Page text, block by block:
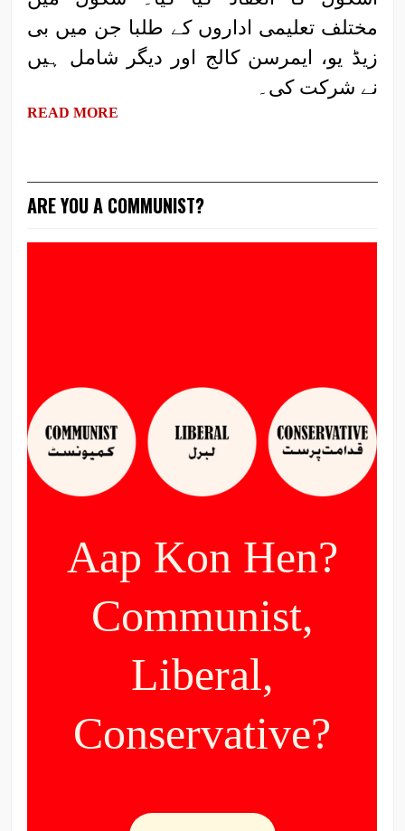
مختلف تعلیمی اداروں کے طلبا جن میں بی
زیڈ یو، ایمرسن کالج اور دیگر شامل ہیں
نے شرکت کی۔
READ MORE
ARE YOU A COMMUNIST?